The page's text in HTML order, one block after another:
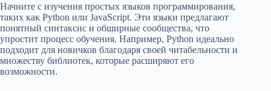
Начните с изучения простых языков программирования,
таких как Python или JavaScript. Эти языки предлагают
понятный синтаксис и обширные сообщества, что
упростит процесс обучения. Например, Python идеально
подходит для новичков благодаря своей читабельности и
множеству библиотек, которые расширяют его
возможности.